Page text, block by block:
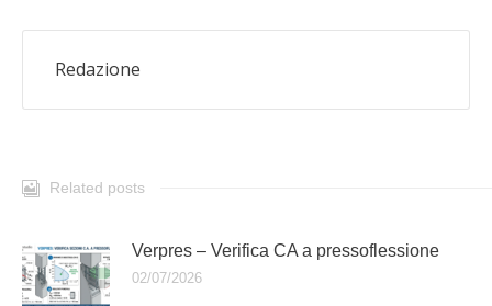
Redazione
Related posts
Verpres – Verifica CA a pressoflessione
02/07/2026